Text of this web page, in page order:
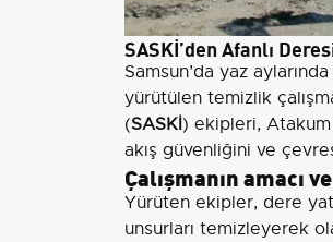
SASKİ’den Afanlı
Samsun’da yaz aylarında
yürütülen temizlik
(SASKİ) ekipleri,
akış güvenliğini ve
Çalışmanın amacı
Yürüten ekipler, dere
unsurları temizleyerek